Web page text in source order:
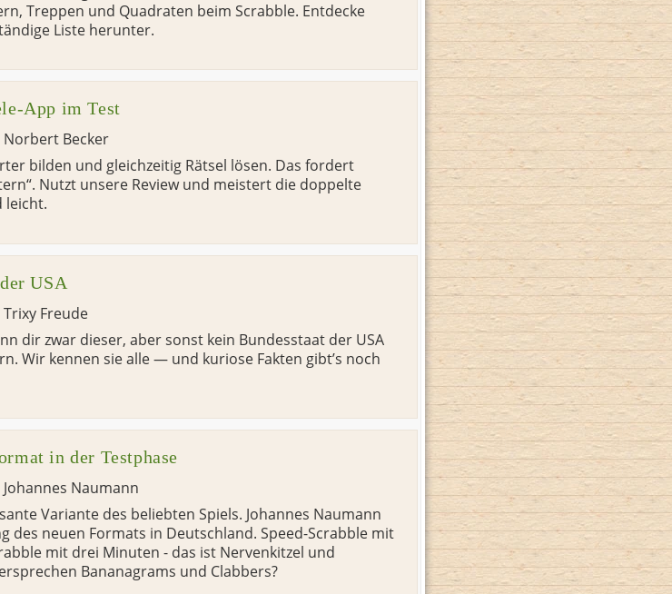
Treppen und Quadraten beim Scrabble. Entdecke
Liste herunter.
App im Test
Norbert Becker
bilden und gleichzeitig Rätsel lösen. Das fordert
Nutzt unsere Review und meistert die doppelte
leicht.
USA
Trixy Freude
dir zwar dieser, aber sonst kein Bundesstaat der USA
Wir kennen sie alle — und kuriose Fakten gibt’s noch
in der Testphase
Johannes Naumann
Variante des beliebten Spiels. Johannes Naumann
des neuen Formats in Deutschland. Speed-Scrabble mit
mit drei Minuten - das ist Nervenkitzel und
Bananagrams und Clabbers?